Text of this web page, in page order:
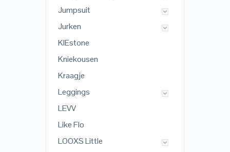
Jumpsuit
Jurken
KIEstone
Kniekousen
Kraagje
Leggings
LEVV
Like Flo
LOOXS Little